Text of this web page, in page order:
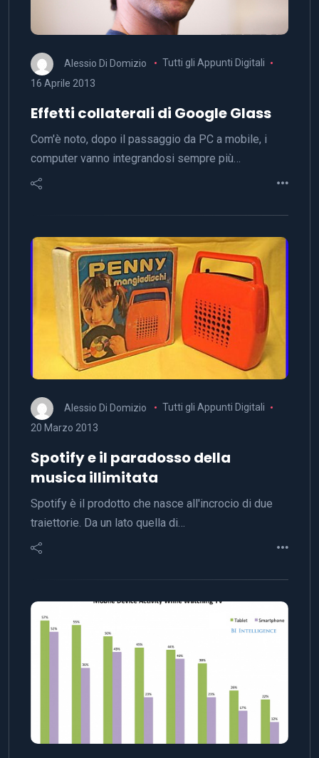
Alessio Di Domizio
Tutti gli Appunti Digitali
16 Aprile 2013
Effetti collaterali di Google Glass
Com'è noto, dopo il passaggio da PC a mobile, i
computer vanno integrandosi sempre più…
Alessio Di Domizio
Tutti gli Appunti Digitali
20 Marzo 2013
Spotify e il paradosso della
musica illimitata
Spotify è il prodotto che nasce all'incrocio di due
traiettorie. Da un lato quella di…